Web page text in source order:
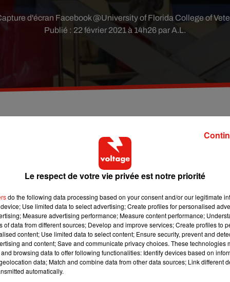
Publié : 22 février 2021 à 14h26 par A.L.
d'écran Facebook @University of Florida College of
une intervention chirurgicale en Floride.
3,2 mètres pour près de 155 kilos, a avalé une chaussure
ouvert en mai 1893. Alors que l'objet n'a malheureusement pu
sur le billard afin de subir unegastrostomie
à l’Université de
surLundi 15 février 2021
surLundi 15 février 2021
Lundi 15 février 2021
Le respect de votre vie privée est notre priorité
do the following data processing based on your consent and/or our legitimate
Use limited data to select advertising; Create profiles for personalised
Measure advertising performance; Measure content performance;
of data from different sources; Develop and improve services; Create profiles to
content; Use limited data to select content; Ensure security, prevent and
and content; Save and communicate privacy choices. These technologies
browsing data to offer following functionalities: Identify devices based on
data; Match and combine data from other data sources; Link different
automatically.